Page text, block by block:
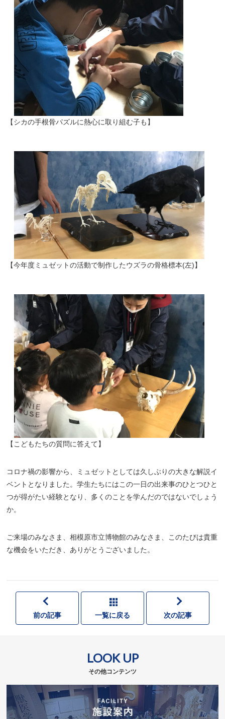
【シカの手根骨パズルに熱心に取り組む子も】
【今年度ミュゼットの活動で制作したウズラの骨格標本(左)】
【こどもたちの質問に答えて】
コロナ禍の影響から、ミュゼットとしては久しぶりの大きな解説イ
ベントとなりました。学生たちにはこの一日の出来事のひとつひと
つが得がたい経験となり、多くのことを学んだのではないでしょう
か。
ご来場のみなさま、相模原市立博物館のみなさま、このたびは貴重
な機会をいただき、ありがとうございました。
前の記事 一覧に戻る 次の記事
LOOK UP
その他コンテンツ